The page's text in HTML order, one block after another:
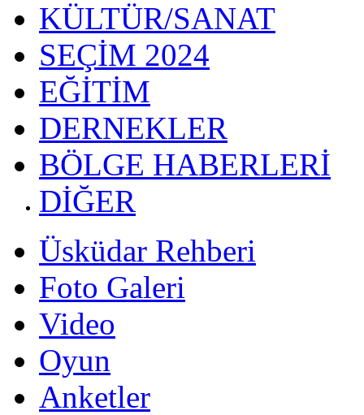
KÜLTÜR/SANAT
SEÇİM 2024
EĞİTİM
DERNEKLER
BÖLGE HABERLERİ
DİĞER
Üsküdar Rehberi
Foto Galeri
Video
Oyun
Anketler